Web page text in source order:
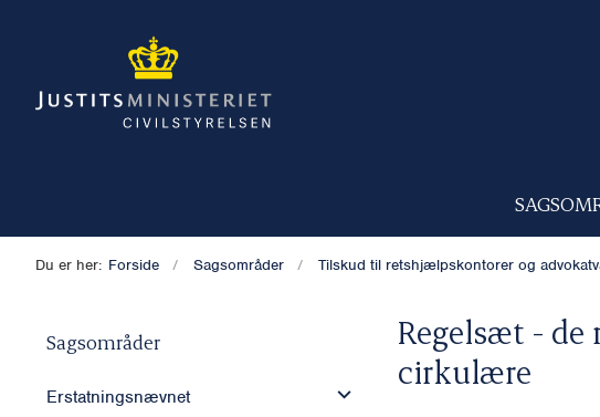
Du er her: Forside Sagsområder Tilskud til retshjælpskontorer og
Sagsområder
Erstatningsnævnet
Regelsæt - de
cirkulære